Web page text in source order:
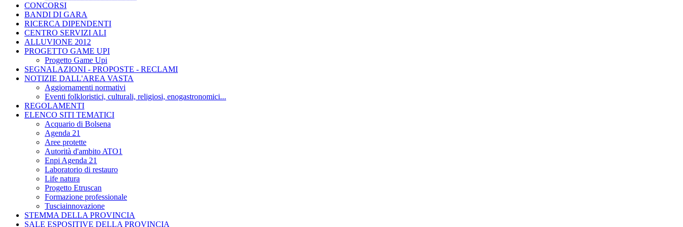
CONCORSI
BANDI DI GARA
RICERCA DIPENDENTI
CENTRO SERVIZI ALI
ALLUVIONE 2012
PROGETTO GAME UPI
Progetto Game Upi
SEGNALAZIONI - PROPOSTE - RECLAMI
NOTIZIE DALL'AREA VASTA
Aggiornamenti normativi
Eventi folkloristici, culturali, religiosi, enogastronomici...
REGOLAMENTI
ELENCO SITI TEMATICI
Acquario di Bolsena
Agenda 21
Aree protette
Autorità d'ambito ATO1
Enpi Agenda 21
Laboratorio di restauro
Life natura
Progetto Etruscan
Formazione professionale
Tusciainnovazione
STEMMA DELLA PROVINCIA
SALE ESPOSITIVE DELLA PROVINCIA